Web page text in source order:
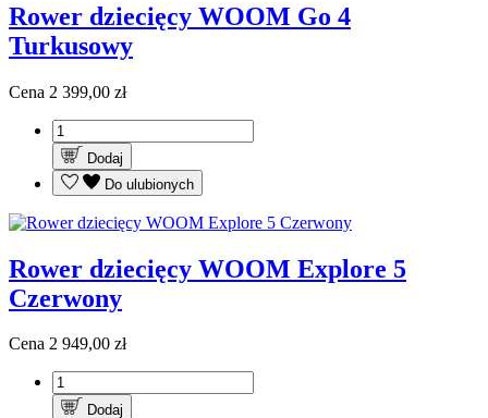
Rower dziecięcy WOOM Go 4
Turkusowy
Cena 2 399,00 zł
Dodaj
Do ulubionych
Rower dziecięcy WOOM Explore 5
Czerwony
Cena 2 949,00 zł
Dodaj